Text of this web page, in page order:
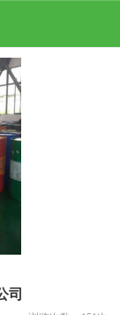
司